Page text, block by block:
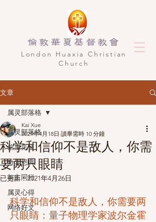
倫敦華夏基督教會
​London Huaxia Christian
Church
文章
属灵部落格
信主见证
奇异恩典
与主同行
属灵心得
网络好文
属灵部落格
科学和信仰不是敌人，你需
要两只眼睛
Kai Xue
2021年4月18日 讀畢需時 10 分鐘
已更新：2021年4月26日
科学和信仰不是敌人，你需要两
只眼睛：量子物理学家波尔金霍